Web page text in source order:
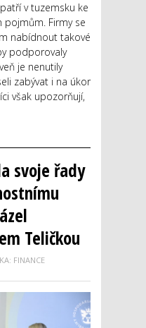
v tuzemsku ke
pojmům. Firmy se
nabídnout takové
podporovaly
je nenutily
zabývat i na úkor
však upozorňují,
svoje řady
Teličkou
FINANCE